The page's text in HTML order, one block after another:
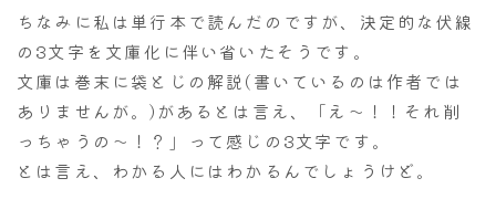
ちなみに私は単行本で読んだのですが、決定的な伏線
の3文字を文庫化に伴い省いたそうです。
文庫は巻末に袋とじの解説(書いているのは作者では
ありませんが。)があるとは言え、「え～！！それ削
っちゃうの～！？」って感じの3文字です。
とは言え、わかる人にはわかるんでしょうけど。